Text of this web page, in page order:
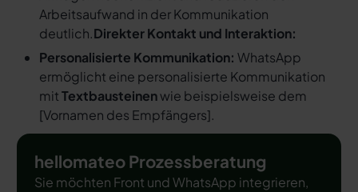
Arbeitsaufwand in der Kommunikation
deutlich.Direkter Kontakt und Interaktion:
Personalisierte Kommunikation: WhatsApp
ermöglicht eine personalisierte Kommunikation
mitTextbausteinenwie beispielsweise dem
[Vornamen des Empfängers].
hellomateo Prozessberatung
Sie möchten Front und WhatsApp integrieren,